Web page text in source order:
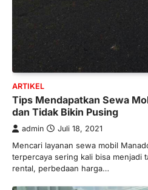
ARTIKEL
Tips Mendapatkan Sewa
dan Tidak Bikin Pusing
admin Juli 18, 2021
Mencari layanan sewa mobil
terpercaya sering kali bisa menjadi
rental, perbedaan harga…